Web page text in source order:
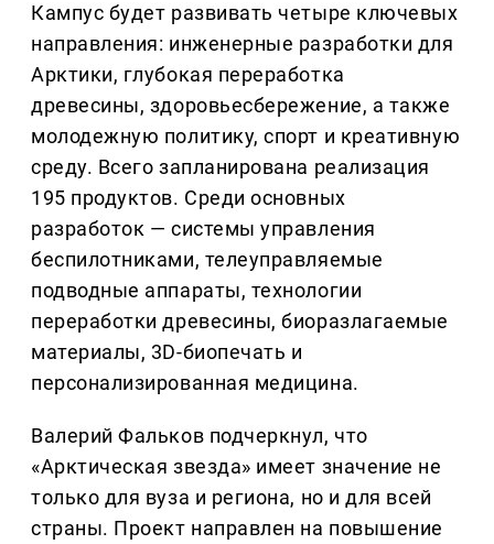
Кампус будет развивать четыре ключевых
направления: инженерные разработки для
Арктики, глубокая переработка
древесины, здоровьесбережение, а также
молодежную политику, спорт и креативную
среду. Всего запланирована реализация
195 продуктов. Среди основных
разработок — системы управления
беспилотниками, телеуправляемые
подводные аппараты, технологии
переработки древесины, биоразлагаемые
материалы, 3D-биопечать и
персонализированная медицина.
Валерий Фальков подчеркнул, что
«Арктическая звезда» имеет значение не
только для вуза и региона, но и для всей
страны. Проект направлен на повышение